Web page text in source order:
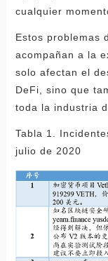
cualquier
Estos problemas
acompañan a la
solo afectan el
DeFi, sino que
toda la industria
Tabla 1.
julio de 2020